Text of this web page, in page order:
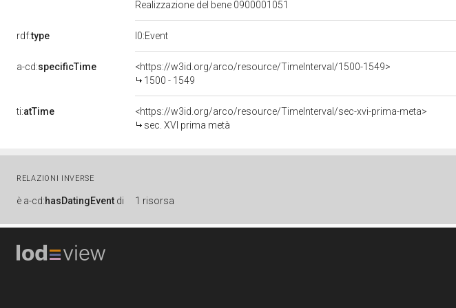
Realizzazione del bene 0900001051
rdf:type l0:Event
a-cd:specificTime
<https://w3id.org/arco/resource/TimeInterval/1500-1549>
1500 - 1549
ti:atTime
<https://w3id.org/arco/resource/TimeInterval/sec-xvi-prima-meta>
sec. XVI prima metà
RELAZIONI INVERSE
è a-cd:hasDatingEvent di 1 risorsa